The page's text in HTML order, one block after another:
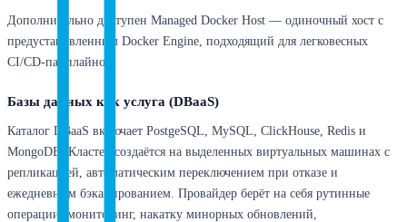
Дополнительно доступен Managed Docker Host — одиночный хост с
предустановленным Docker Engine, подходящий для легковесных
CI/CD-пайплайнов.
Базы данных как услуга (DBaaS)
Каталог DBaaS включает PostgeSQL, MySQL, ClickHouse, Redis и
MongoDB. Кластер создаётся на выделенных виртуальных машинах с
репликацией, автоматическим переключением при отказе и
ежедневным бэкапированием. Провайдер берёт на себя рутинные
операции: мониторинг, накатку минорных обновлений,